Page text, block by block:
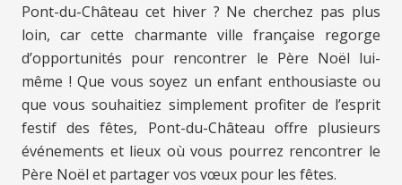
Pont-du-Château cet hiver ? Ne cherchez pas plus
loin, car cette charmante ville française regorge
d’opportunités pour rencontrer le Père Noël lui-
même ! Que vous soyez un enfant enthousiaste ou
que vous souhaitiez simplement profiter de l’esprit
festif des fêtes, Pont-du-Château offre plusieurs
événements et lieux où vous pourrez rencontrer le
Père Noël et partager vos vœux pour les fêtes.